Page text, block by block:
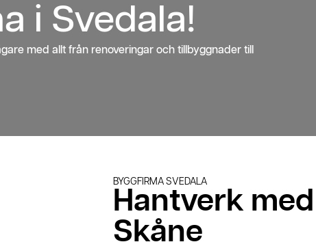
i Svedala!
med allt från renoveringar och tillbyggnader till
BYGGFIRMA SVEDALA
Hantverk
Skåne